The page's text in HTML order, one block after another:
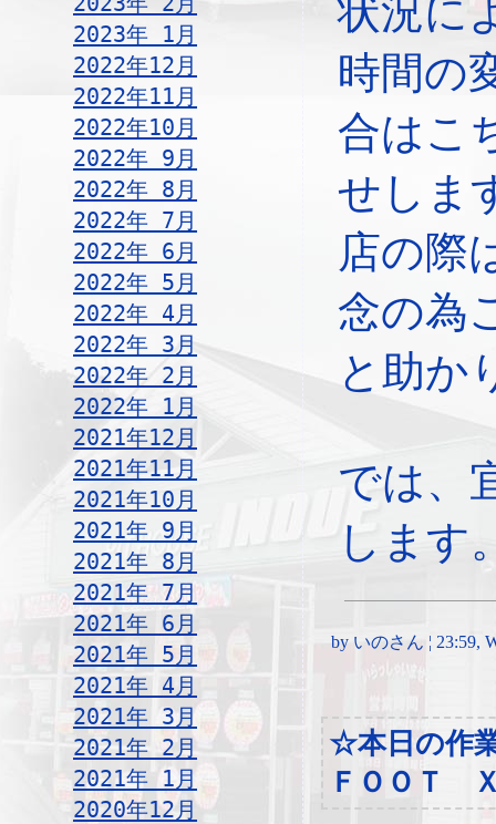
2023年 1月
2022年12月
2022年11月
2022年10月
2022年 9月
2022年 8月
2022年 7月
2022年 6月
2022年 5月
2022年 4月
2022年 3月
2022年 2月
2022年 1月
2021年12月
2021年11月
2021年10月
2021年 9月
2021年 8月
2021年 7月
2021年 6月
2021年 5月
2021年 4月
2021年 3月
2021年 2月
2021年 1月
2020年12月
状況に
時間の
合はこ
せしま
店の際
念の為
と助か
では、
します
by いのさん ¦ 23:59,
☆本日の作
ＦＯＯＴ